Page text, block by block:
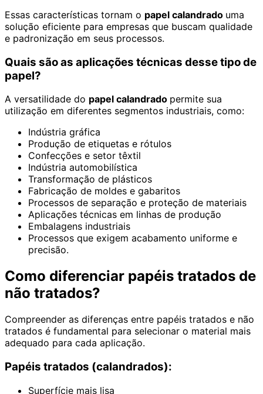
Essas características tornam o papel calandrado uma
solução eficiente para empresas que buscam qualidade
e padronização em seus processos.
Quais são as aplicações técnicas desse tipo de
papel?
A versatilidade do papel calandrado permite sua
utilização em diferentes segmentos industriais, como:
Indústria gráfica
Produção de etiquetas e rótulos
Confecções e setor têxtil
Indústria automobilística
Transformação de plásticos
Fabricação de moldes e gabaritos
Processos de separação e proteção de materiais
Aplicações técnicas em linhas de produção
Embalagens industriais
Processos que exigem acabamento uniforme e
precisão.
Como diferenciar papéis tratados de
não tratados?
Compreender as diferenças entre papéis tratados e não
tratados é fundamental para selecionar o material mais
adequado para cada aplicação.
Papéis tratados (calandrados):
Superfície mais lisa